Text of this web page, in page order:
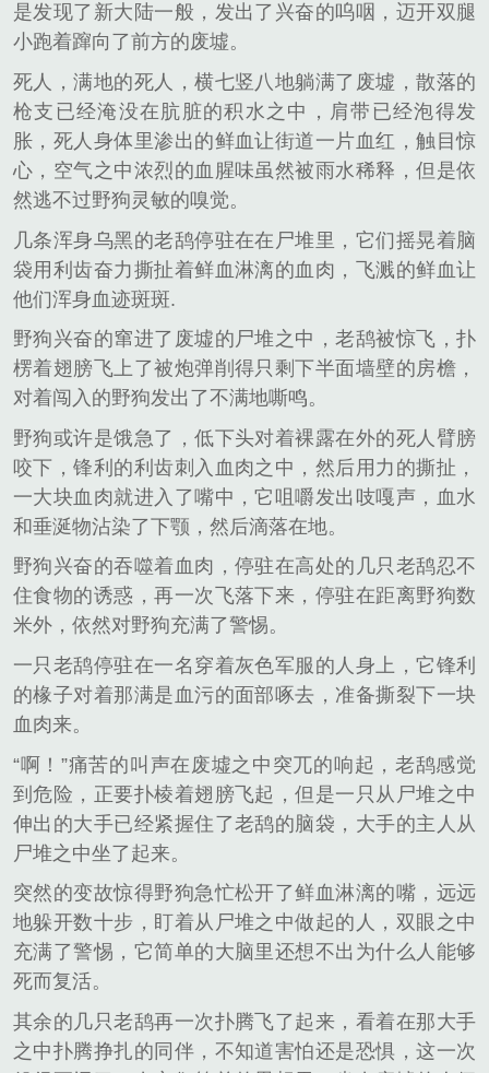
是发现了新大陆一般，发出了兴奋的呜咽，迈开双腿
小跑着蹿向了前方的废墟。
死人，满地的死人，横七竖八地躺满了废墟，散落的
枪支已经淹没在肮脏的积水之中，肩带已经泡得发
胀，死人身体里渗出的鲜血让街道一片血红，触目惊
心，空气之中浓烈的血腥味虽然被雨水稀释，但是依
然逃不过野狗灵敏的嗅觉。
几条浑身乌黑的老鸹停驻在在尸堆里，它们摇晃着脑
袋用利齿奋力撕扯着鲜血淋漓的血肉，飞溅的鲜血让
他们浑身血迹斑斑.
野狗兴奋的窜进了废墟的尸堆之中，老鸹被惊飞，扑
楞着翅膀飞上了被炮弹削得只剩下半面墙壁的房檐，
对着闯入的野狗发出了不满地嘶鸣。
野狗或许是饿急了，低下头对着裸露在外的死人臂膀
咬下，锋利的利齿刺入血肉之中，然后用力的撕扯，
一大块血肉就进入了嘴中，它咀嚼发出吱嘎声，血水
和垂涎物沾染了下颚，然后滴落在地。
野狗兴奋的吞噬着血肉，停驻在高处的几只老鸹忍不
住食物的诱惑，再一次飞落下来，停驻在距离野狗数
米外，依然对野狗充满了警惕。
一只老鸹停驻在一名穿着灰色军服的人身上，它锋利
的椽子对着那满是血污的面部啄去，准备撕裂下一块
血肉来。
“啊！”痛苦的叫声在废墟之中突兀的响起，老鸹感觉
到危险，正要扑棱着翅膀飞起，但是一只从尸堆之中
伸出的大手已经紧握住了老鸹的脑袋，大手的主人从
尸堆之中坐了起来。
突然的变故惊得野狗急忙松开了鲜血淋漓的嘴，远远
地躲开数十步，盯着从尸堆之中做起的人，双眼之中
充满了警惕，它简单的大脑里还想不出为什么人能够
死而复活。
其余的几只老鸹再一次扑腾飞了起来，看着在那大手
之中扑腾挣扎的同伴，不知道害怕还是恐惧，这一次